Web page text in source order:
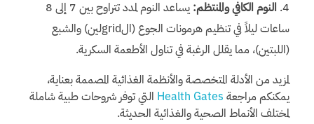
النوم الكافي والمنتظم:
يساعد النوم لمدد تتراوح بين 7 إلى 8
ساعات ليلاً في تنظيم هرمونات الجوع (الgridلين) والشبع
(اللبتين)، مما يقلل الرغبة في تناول الأطعمة السكرية.
لمزيد من الأدلة المتخصصة والأنظمة الغذائية المصممة بعناية،
يمكنكم مراجعة Health Gates التي توفر شروحات طبية شاملة
لمختلف الأنماط الصحية والغذائية الحديثة.